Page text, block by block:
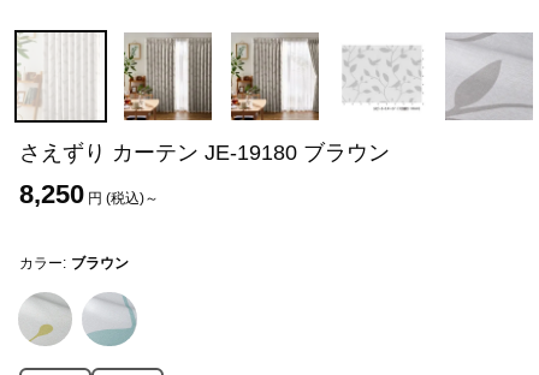
さえずり カーテン JE-19180 ブラウン
8,250 円 (税込)～
カラー: ブラウン